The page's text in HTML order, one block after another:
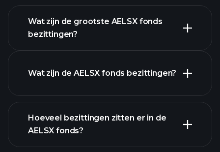
geavanceerde
grafiek
Wat zijn de grootste AELSX fonds
bezittingen?
bezittingen
Wat zijn de AELSX fonds bezittingen?
Hoeveel bezittingen zitten er in de
AELSX fonds?